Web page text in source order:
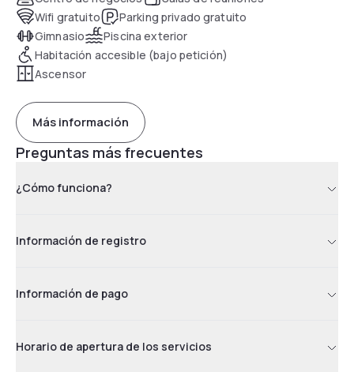
Wifi gratuito
Parking privado gratuito
Gimnasio
Piscina exterior
Habitación accesible (bajo petición)
Ascensor
Más información
Preguntas más frecuentes
¿Cómo funciona?
Información de registro
Información de pago
Horario de apertura de los servicios